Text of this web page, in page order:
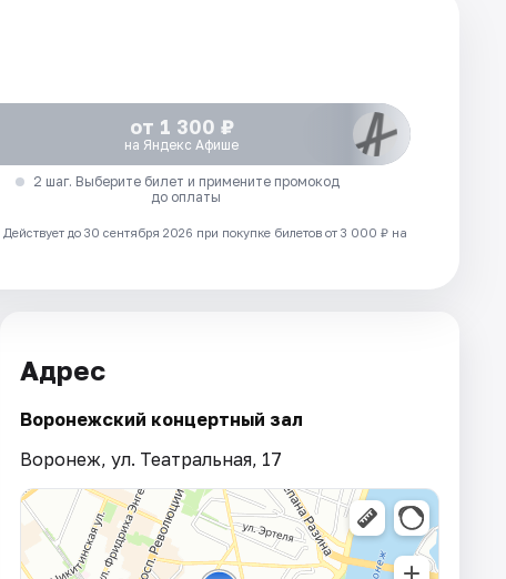
от 1 300 ₽
на Яндекс Афише
2 шаг. Выберите билет и примените промокод
до оплаты
Действует до 30 сентября 2026 при покупке билетов от 3 000 ₽ на
Адрес
Воронежский концертный зал
Воронеж, ул. Театральная, 17